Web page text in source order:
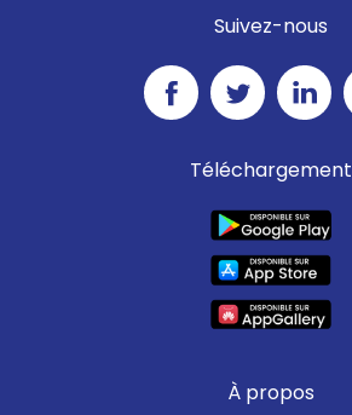
Suivez-nous
Téléchargement
À propos